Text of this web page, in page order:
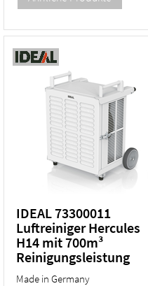
IDEAL 73300011
Luftreiniger Hercules
H14 mit 700m³
Reinigungsleistung
Made in Germany